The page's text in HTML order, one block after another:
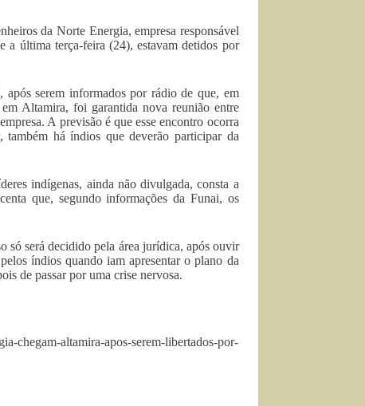
da Norte Energia, empresa responsável
a última terça-feira (24), estavam detidos por
serem informados por rádio de que, em
Altamira, foi garantida nova reunião entre
A previsão é que esse encontro ocorra
há índios que deverão participar da
indígenas, ainda não divulgada, consta a
que, segundo informações da Funai, os
só será decidido pela área jurídica, após ouvir
índios quando iam apresentar o plano da
de passar por uma crise nervosa.
chegam-altamira-apos-serem-libertados-por-